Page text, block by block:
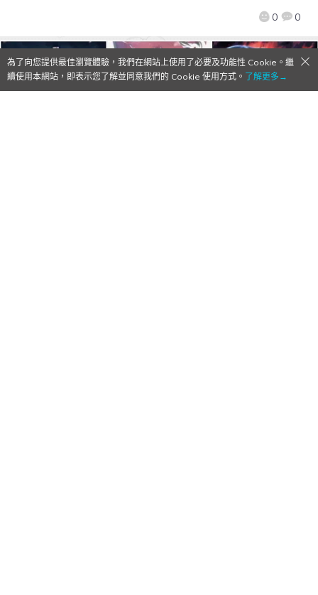
0 0
為了向您提供最佳瀏覽體驗，我們在網站上使用了必要及功能性 Cookie。繼
續使用本網站，即表示您了解並同意我們的 Cookie 使用方式。 了解更多→